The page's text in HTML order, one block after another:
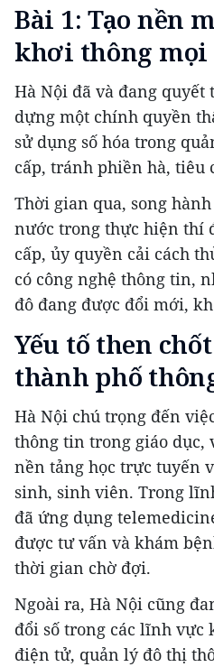
Bài 1: Tạo nền
khơi thông
Hà Nội đã và đang
dựng một chính quyền
sử dụng số hóa trong
cấp, tránh phiền hà, tiêu
Thời gian qua, song
nước trong thực hiện thí
cấp, ủy quyền cải cách
có công nghệ thông tin,
đô đang được đổi mới,
Yếu tố then
thành phố
Hà Nội chú trọng đến
thông tin trong giáo dục,
nền tảng học trực tuyến
sinh, sinh viên. Trong
đã ứng dụng
được tư vấn và khám
thời gian chờ đợi.
Ngoài ra, Hà Nội cũng
đổi số trong các lĩnh
điện tử, quản lý đô thị